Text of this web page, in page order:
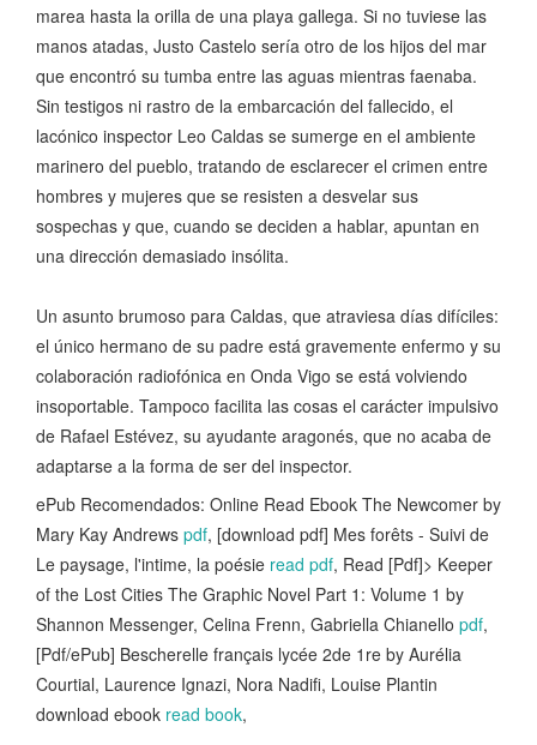
marea hasta la orilla de una playa gallega. Si no tuviese las
manos atadas, Justo Castelo sería otro de los hijos del mar
que ­encontró su tumba entre las aguas mientras faenaba.
Sin testigos ni rastro de la embarcación del fallecido, el
lacónico inspector Leo Caldas se sumerge en el ambiente
marinero del pueblo, tratando de esclarecer el crimen entre
hombres y mujeres que se resisten a desvelar sus
sospechas y que, cuando se deciden a hablar, apuntan en
una dirección demasiado ­insólita.
Un asunto brumoso para Caldas, que atraviesa días difíciles:
el único hermano de su padre está gravemente enfermo y su
colaboración radiofónica en Onda Vigo se está volviendo
insoportable. Tampoco facilita las cosas el carácter impulsivo
de Rafael Estévez, su ayudante aragonés, que no acaba de
adaptarse a la forma de ser del inspector.
ePub Recomendados: Online Read Ebook The Newcomer by
Mary Kay Andrews pdf, [download pdf] Mes forêts - Suivi de
Le paysage, l'intime, la poésie read pdf, Read [Pdf]> Keeper
of the Lost Cities The Graphic Novel Part 1: Volume 1 by
Shannon Messenger, Celina Frenn, Gabriella Chianello pdf,
[Pdf/ePub] Bescherelle français lycée 2de 1re by Aurélia
Courtial, Laurence Ignazi, Nora Nadifi, Louise Plantin
download ebook read book,